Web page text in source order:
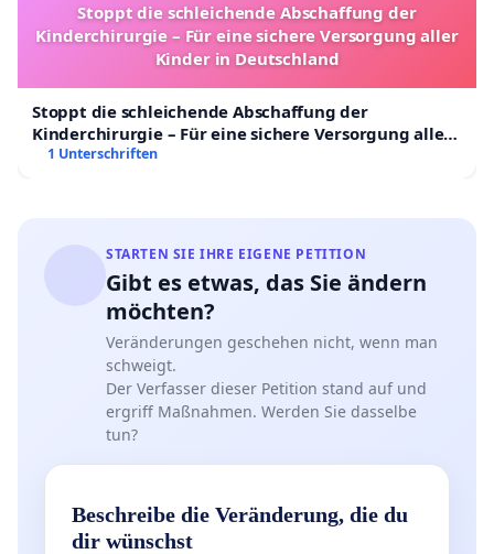
Stoppt die schleichende Abschaffung der
Kinderchirurgie – Für eine sichere Versorgung aller
Kinder in Deutschland
Stoppt die schleichende Abschaffung der
Kinderchirurgie – Für eine sichere Versorgung aller
Kinder in Deutschland
1 Unterschriften
STARTEN SIE IHRE EIGENE PETITION
Gibt es etwas, das Sie ändern
möchten?
Veränderungen geschehen nicht, wenn man
schweigt.
Der Verfasser dieser Petition stand auf und
ergriff Maßnahmen. Werden Sie dasselbe
tun?
Beschreibe die Veränderung, die du
dir wünschst